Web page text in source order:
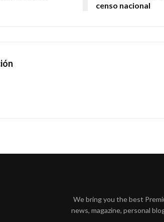
censo nacional
We bring you the best
news, magazine, personal